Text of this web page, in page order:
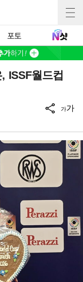
포토
ISSF월드컵
가가